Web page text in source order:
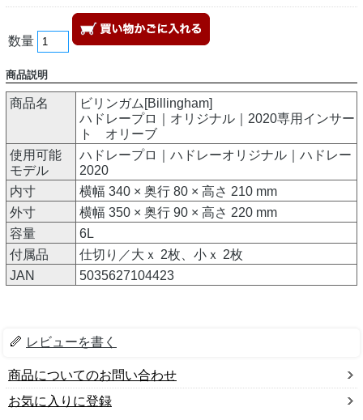
数量
商品説明
商品名
ビリンガム[Billingham]
ハドレープロ｜オリジナル｜2020専用インサー
ト オリーブ
使用可能
モデル
ハドレープロ｜ハドレーオリジナル｜ハドレー
2020
内寸
横幅 340 × 奥行 80 × 高さ 210 mm
外寸
横幅 350 × 奥行 90 × 高さ 220 mm
容量
6L
付属品
仕切り／大ｘ 2枚、小ｘ 2枚
JAN
5035627104423
レビューを書く
商品についてのお問い合わせ
お気に入りに登録